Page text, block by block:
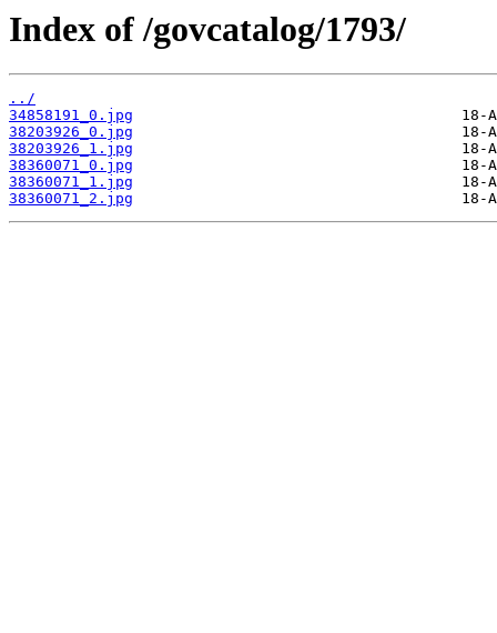
Index of /govcatalog/1793/
../
34858191_0.jpg
38203926_0.jpg
38203926_1.jpg
38360071_0.jpg
38360071_1.jpg
38360071_2.jpg